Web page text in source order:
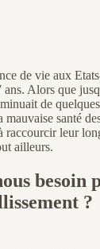
de vie aux
Alors que
de
mauvaise santé
raccourcir leur
ailleurs.
besoin
?